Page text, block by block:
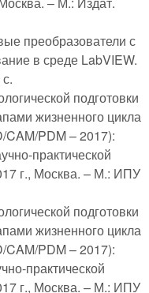
преобразователи с
в среде LabVIEW.
подготовки
жизненного цикла
PDM – 2017):
практической
г., Москва. – М.: ИПУ
подготовки
жизненного цикла
PDM – 2017):
практической
г., Москва. – М.: ИПУ